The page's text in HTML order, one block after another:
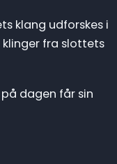
klang udforskes i
fra slottets
dagen får sin